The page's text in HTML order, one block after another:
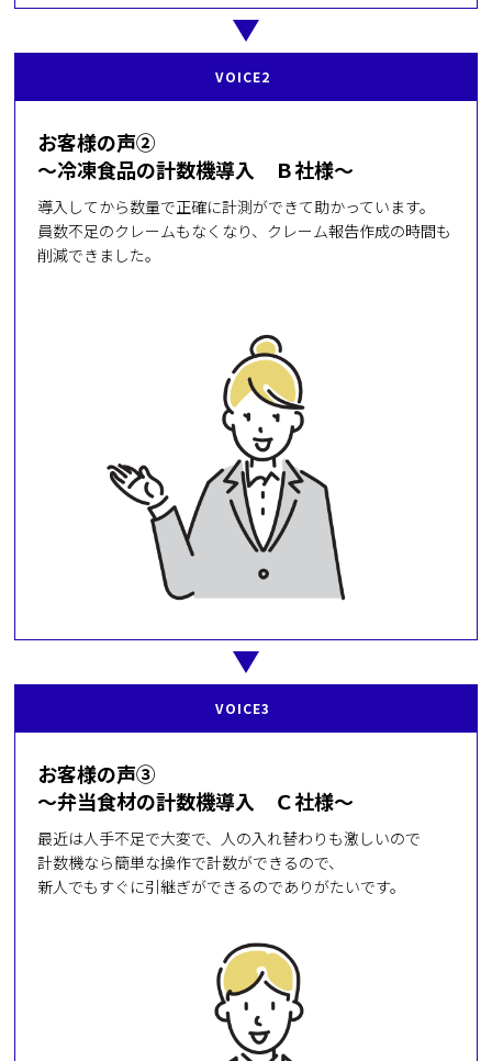
VOICE2
お客様の声②
～冷凍食品の計数機導入 Ｂ社様～
導入してから数量で正確に計測ができて助かっています。
員数不足のクレームもなくなり、クレーム報告作成の時間も
削減できました。
VOICE3
お客様の声③
～弁当食材の計数機導入 Ｃ社様～
最近は人手不足で大変で、人の入れ替わりも激しいので
計数機なら簡単な操作で計数ができるので、
新人でもすぐに引継ぎができるのでありがたいです。